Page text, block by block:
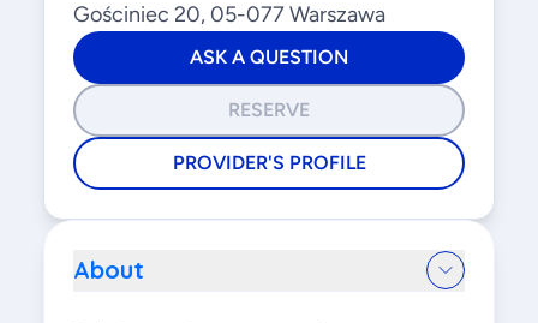
Gościniec 20, 05-077 Warszawa
ASK A QUESTION
RESERVE
PROVIDER'S PROFILE
About